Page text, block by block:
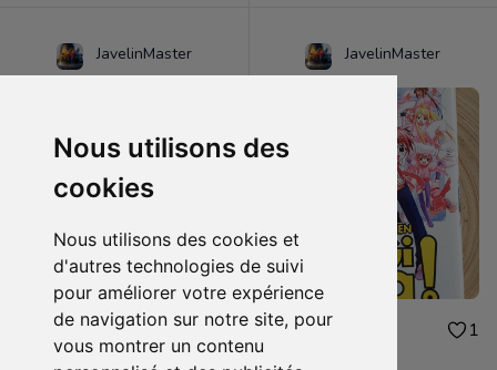
Nous utilisons des
cookies
Nous utilisons des cookies et
d'autres technologies de suivi
pour améliorer votre expérience
de navigation sur notre site, pour
vous montrer un contenu
JavelinMaster
2.00€ 1
Negi ma tome 9
JavelinMaster
2.00€ 1